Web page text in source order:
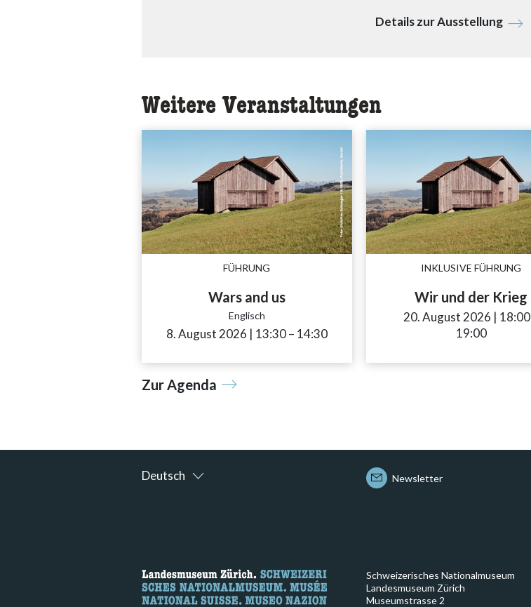
Details zur Ausstellung
Weitere Veranstaltungen
FÜHRUNG
Wars and us
Englisch
8. August 2026 | 13:30accessibility.time_to
– 14:30
INKLUSIVE FÜHRUNG
Wir und der Krieg
20. August 2026 | 18:00
19:00
Zur Agenda
Deutsch Newsletter
Schweizerisches Nationalmuseum
Landesmuseum Zürich
Museumstrasse 2